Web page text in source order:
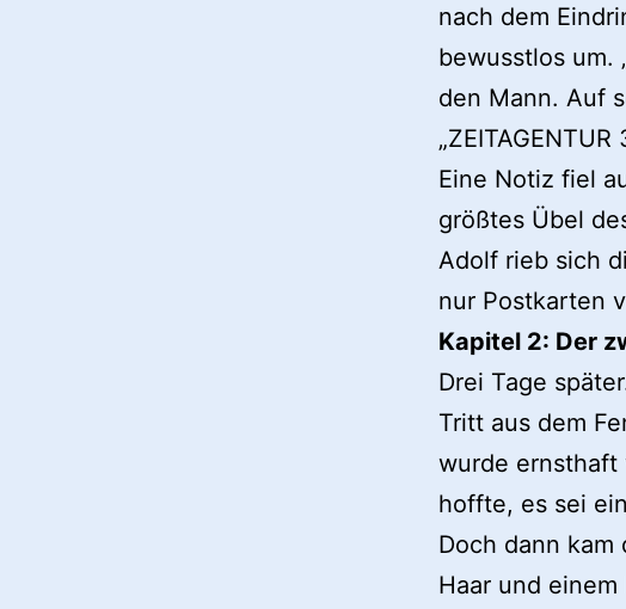
nach dem
bewusstlos um.
den Mann. Auf
„ZEITAGENTUR
Eine Notiz fiel
größtes Übel
Adolf rieb sich
nur Postkarten
Kapitel 2: Der
Drei Tage
Tritt aus dem
wurde ernsthaft
hoffte, es sei
Doch dann kam
Haar und